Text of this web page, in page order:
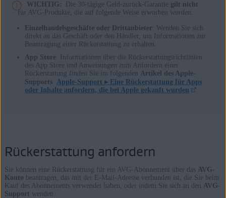
WICHTIG: Die 30-tägige Geld-zurück-Garantie gilt nicht
für AVG-Produkte, die auf folgende Weise erworben wurden:
Einzelhandelsgeschäfte oder Drittanbieter: Wenden Sie sich
direkt an das Geschäft oder den Händler, um Informationen zur
Beantragung einer Rückerstattung zu erhalten.
App Store: Informationen über die Rückerstattungsrichtlinien
des App Store und Anweisungen zum Anfordern einer
Rückerstattung finden Sie im folgenden Artikel des Apple-
Supports: Apple-Support ▸Eine Rückerstattung für Apps
oder Inhalte anfordern, die bei Apple gekauft wurden
.
Rückerstattung anfordern
Sie können eine Rückerstattung für ein AVG-Abonnement über das AVG-
Konto beantragen, das mit der E-Mail-Adresse verbunden ist, die Sie beim
Kauf des Abonnements verwendet haben, oder indem Sie sich an den AVG-
Support wenden.